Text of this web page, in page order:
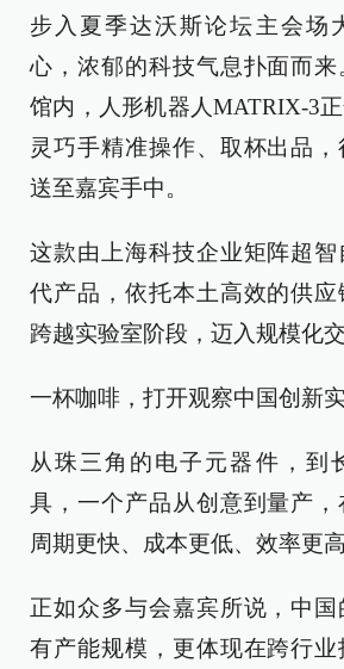
步入夏季达沃斯论坛主会场
心，浓郁的科技气息扑面而
馆内，人形机器人MATRIX-3
灵巧手精准操作、取杯出品
送至嘉宾手中。
这款由上海科技企业矩阵超
代产品，依托本土高效的供
跨越实验室阶段，迈入规模化交
一杯咖啡，打开观察中国创新
从珠三角的电子元器件，到
具，一个产品从创意到量产，
周期更快、成本更低、效率更高
正如众多与会嘉宾所说，中国
有产能规模，更体现在跨行